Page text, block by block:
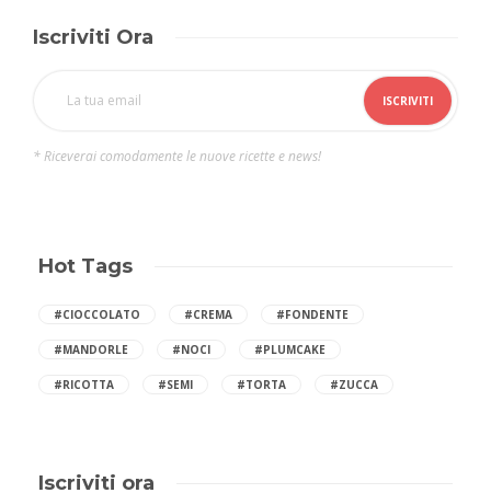
Iscriviti Ora
* Riceverai comodamente le nuove ricette e news!
Hot Tags
#CIOCCOLATO #CREMA #FONDENTE
#MANDORLE #NOCI #PLUMCAKE
#RICOTTA #SEMI #TORTA #ZUCCA
Iscriviti ora